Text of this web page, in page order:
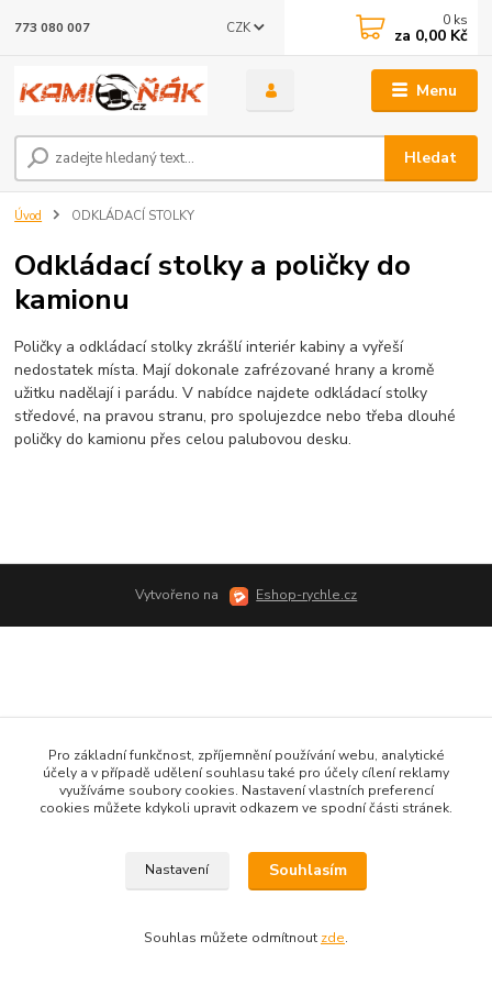
Menu
CZK
Hledat
773 080 007 0 ks
za 0,00 Kč
Úvod ODKLÁDACÍ STOLKY
Odkládací stolky a poličky do
kamionu
Poličky a odkládací stolky zkrášlí interiér kabiny a vyřeší
nedostatek místa. Mají dokonale zafrézované hrany a kromě
užitku nadělají i parádu. V nabídce najdete odkládací stolky
středové, na pravou stranu, pro spolujezdce nebo třeba dlouhé
poličky do kamionu přes celou palubovou desku.
Vytvořeno na Eshop-rychle.cz
Pro základní funkčnost, zpříjemnění používání webu, analytické
účely a v případě udělení souhlasu také pro účely cílení reklamy
využíváme soubory cookies. Nastavení vlastních preferencí
cookies můžete kdykoli upravit odkazem ve spodní části stránek.
Nastavení Souhlasím
Souhlas můžete odmítnout zde.